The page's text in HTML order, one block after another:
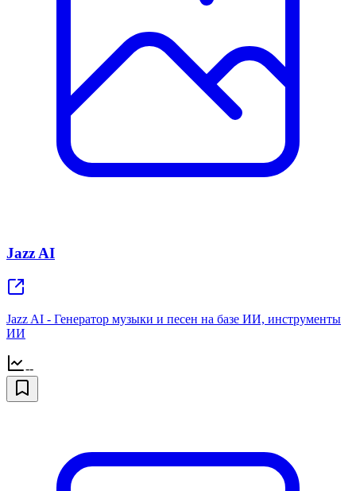
Jazz AI
Jazz AI - Генератор музыки и песен на базе ИИ, инструменты
ИИ
--